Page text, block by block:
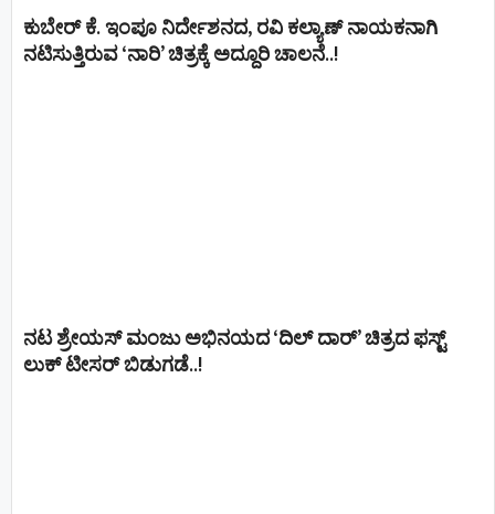
ಕುಬೇರ್ ಕೆ. ಇಂಪೂ ನಿರ್ದೇಶನದ, ರವಿ ಕಲ್ಯಾಣ್‍ ನಾಯಕನಾಗಿ
ನಟಿಸುತ್ತಿರುವ ‘ನಾರಿ’ ಚಿತ್ರಕ್ಕೆ ಅದ್ದೂರಿ ಚಾಲನೆ..!
ನಟ ಶ್ರೇಯಸ್ ಮಂಜು ಅಭಿನಯದ ‘ದಿಲ್ ದಾರ್’ ಚಿತ್ರದ ಫಸ್ಟ್
ಲುಕ್ ಟೀಸರ್ ಬಿಡುಗಡೆ..!